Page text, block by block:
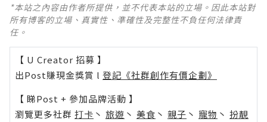
*本站之內容由作者所提供，並不代表本站的立場。因此本站對
所有博客的立場、真實性、準確性及完整性不負任何法律責
任。
【 U Creator 招募 】
出Post賺現金獎賞 l 登記《社群創作有價企劃》
【 睇Post + 參加品牌活動 】
瀏覽更多社群 打卡 丶 旅遊 丶 美食 丶 親子 丶 寵物 丶 扮靚